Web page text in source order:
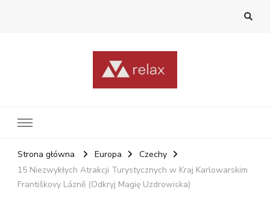
Strona główna Europa
Czechy
15 Niezwykłych Atrakcji Turystycznych w Kraj Karlowarskim
Františkovy Lázně (Odkryj Magię Uzdrowiska)